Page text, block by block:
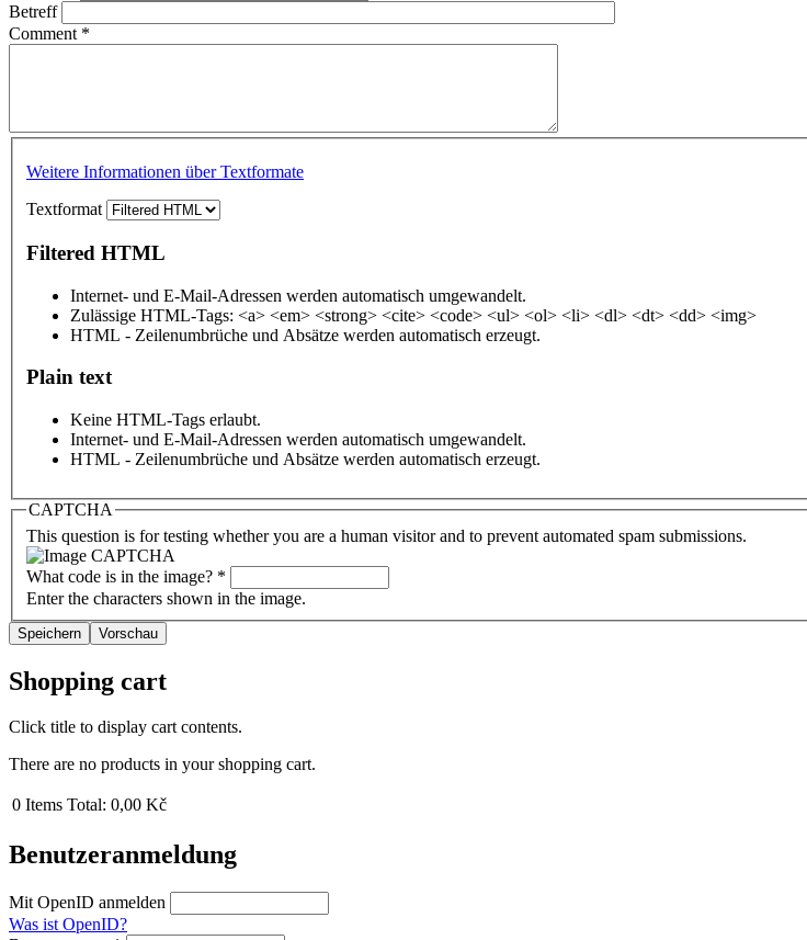
Betreff
Comment *
Weitere Informationen über Textformate
Textformat
Filtered HTML
Internet- und E-Mail-Adressen werden automatisch umgewandelt.
Zulässige HTML-Tags: <a> <em> <strong> <cite> <code> <ul> <ol> <li> <dl> <dt> <dd> <img>
HTML - Zeilenumbrüche und Absätze werden automatisch erzeugt.
Plain text
Keine HTML-Tags erlaubt.
Internet- und E-Mail-Adressen werden automatisch umgewandelt.
HTML - Zeilenumbrüche und Absätze werden automatisch erzeugt.
CAPTCHA
This question is for testing whether you are a human visitor and to prevent automated spam submissions.
What code is in the image? *
Enter the characters shown in the image.
Shopping cart
Click title to display cart contents.
There are no products in your shopping cart.
0 Items Total: 0,00 Kč
Benutzeranmeldung
Mit OpenID anmelden
Was ist OpenID?